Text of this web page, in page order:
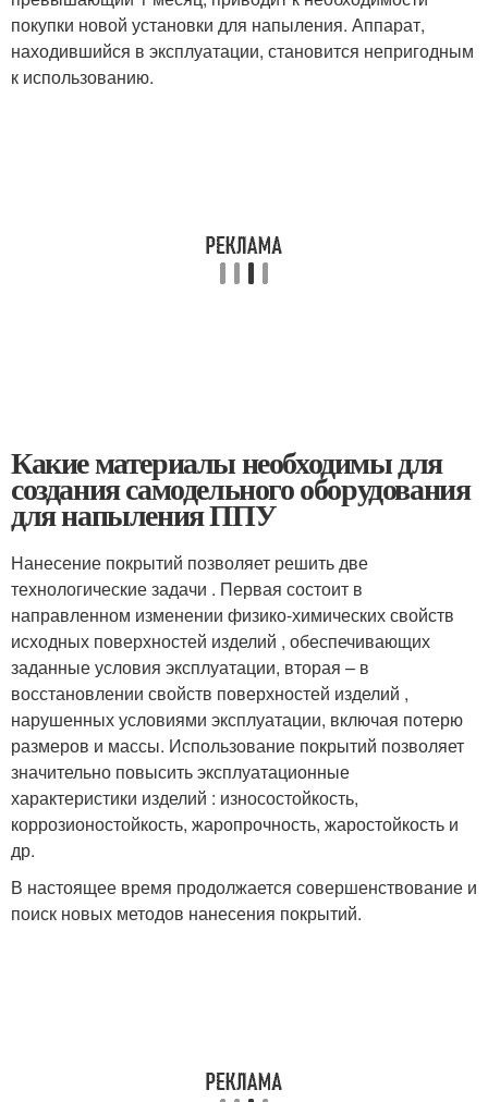
покупки новой установки для напыления. Аппарат,
находившийся в эксплуатации, становится непригодным
к использованию.
Какие материалы необходимы для
создания самодельного оборудования
для напыления ППУ
Нанесение покрытий позволяет решить две
технологические задачи . Первая состоит в
направленном изменении физико-химических свойств
исходных поверхностей изделий , обеспечивающих
заданные условия эксплуатации, вторая – в
восстановлении свойств поверхностей изделий ,
нарушенных условиями эксплуатации, включая потерю
размеров и массы. Использование покрытий позволяет
значительно повысить эксплуатационные
характеристики изделий : износостойкость,
коррозионостойкость, жаропрочность, жаростойкость и
др.
В настоящее время продолжается совершенствование и
поиск новых методов нанесения покрытий.